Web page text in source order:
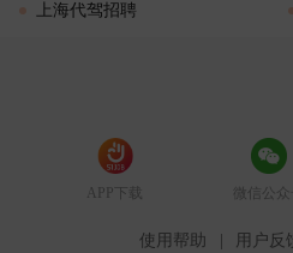
上海代驾招聘
APP下载 微信公众
使用帮助 用户反